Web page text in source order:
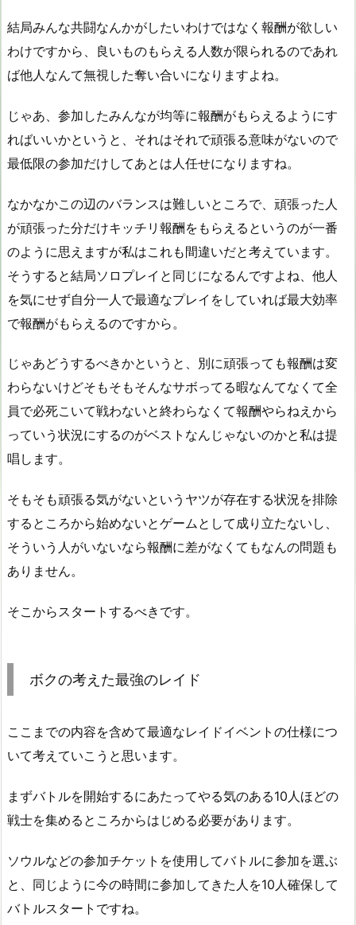
結局みんな共闘なんかがしたいわけではなく報酬が欲しい
わけですから、良いものもらえる人数が限られるのであれ
ば他人なんて無視した奪い合いになりますよね。
じゃあ、参加したみんなが均等に報酬がもらえるようにす
ればいいかというと、それはそれで頑張る意味がないので
最低限の参加だけしてあとは人任せになりますね。
なかなかこの辺のバランスは難しいところで、頑張った人
が頑張った分だけキッチリ報酬をもらえるというのが一番
のように思えますが私はこれも間違いだと考えています。
そうすると結局ソロプレイと同じになるんですよね、他人
を気にせず自分一人で最適なプレイをしていれば最大効率
で報酬がもらえるのですから。
じゃあどうするべきかというと、別に頑張っても報酬は変
わらないけどそもそもそんなサボってる暇なんてなくて全
員で必死こいて戦わないと終わらなくて報酬やらねえから
っていう状況にするのがベストなんじゃないのかと私は提
唱します。
そもそも頑張る気がないというヤツが存在する状況を排除
するところから始めないとゲームとして成り立たないし、
そういう人がいないなら報酬に差がなくてもなんの問題も
ありません。
そこからスタートするべきです。
ボクの考えた最強のレイド
ここまでの内容を含めて最適なレイドイベントの仕様につ
いて考えていこうと思います。
まずバトルを開始するにあたってやる気のある10人ほどの
戦士を集めるところからはじめる必要があります。
ソウルなどの参加チケットを使用してバトルに参加を選ぶ
と、同じように今の時間に参加してきた人を10人確保して
バトルスタートですね。